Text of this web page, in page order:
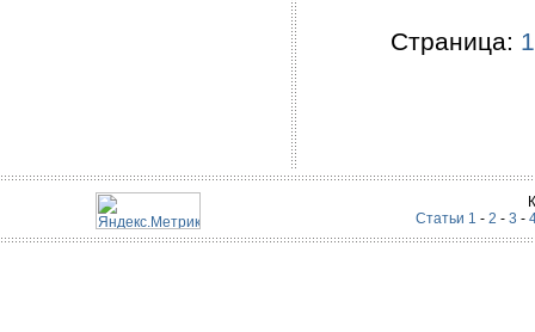
Страница: 1
Статьи 1 - 2 - 3 -